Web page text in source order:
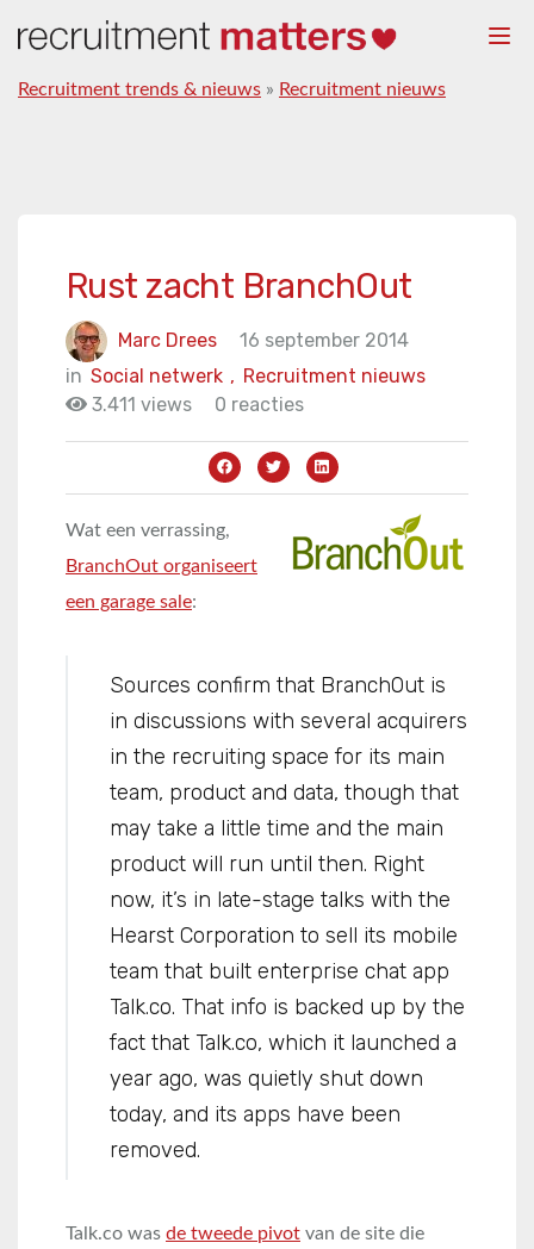
Recruitment trends & nieuws » Recruitment nieuws
Rust zacht BranchOut
Marc Drees
16 september 2014
in
Recruitment nieuws
Social netwerk ,
3.411 views
0 reacties
Wat een verrassing,
BranchOut organiseert
een garage sale:
Sources confirm that BranchOut is
in discussions with several acquirers
in the recruiting space for its main
team, product and data, though that
may take a little time and the main
product will run until then. Right
now, it’s in late-stage talks with the
Hearst Corporation to sell its mobile
team that built enterprise chat app
Talk.co. That info is backed up by the
fact that Talk.co, which it launched a
year ago, was quietly shut down
today, and its apps have been
removed.
Talk.co was de tweede pivot van de site die